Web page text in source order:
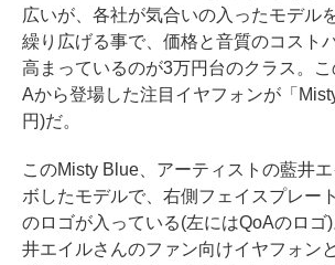
広いが、各社が気合いの入ったモデル
繰り広げる事で、価格と音質のコスト
高まっているのが3万円台のクラス。
Aから登場した注目イヤフォンが「
円)だ。
このMisty Blue、アーティストの藍井
ボしたモデルで、右側フェイスプレー
のロゴが入っている(左にはQoAのロゴ
井エイルさんのファン向けイヤフォン